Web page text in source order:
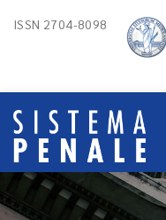
ISSN 2704-8098